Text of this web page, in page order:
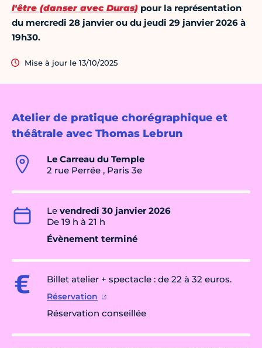
Atelier de pratique chorégraphique et
théâtrale avec Thomas Lebrun
Le Carreau du Temple
2 rue Perrée , Paris 3e
Le vendredi 30 janvier 2026
De 19 h à 21 h
Évènement terminé
Billet atelier + spectacle : de 22 à 32 euros.
Réservation
Réservation conseillée
l'être (danser avec Duras) pour la représentation
du mercredi 28 janvier ou du jeudi 29 janvier 2026 à
19h30.
Mise à jour le 13/10/2025